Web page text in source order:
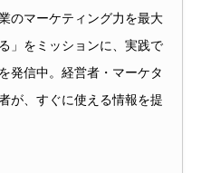
のマーケティング力を最大
」をミッションに、実践で
発信中。経営者・マーケタ
が、すぐに使える情報を提